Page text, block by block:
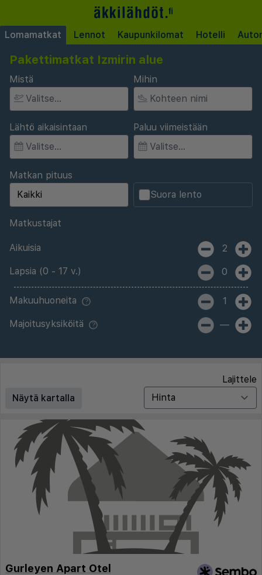
Lomamatkat Lennot Kaupunkilomat Hotelli
Pakettimatkat Izmirin alue
Mistä Mihin
Lähtö aikaisintaan Paluu viimeistään
Matkan pituus
Suora lento
Matkustajat
Aikuisia 2
Lapsia (0 - 17 v.) 0
Makuuhuoneita 1
Majoitusyksiköitä —
Näytä kartalla
Lajittele
Gurleyen Apart Otel